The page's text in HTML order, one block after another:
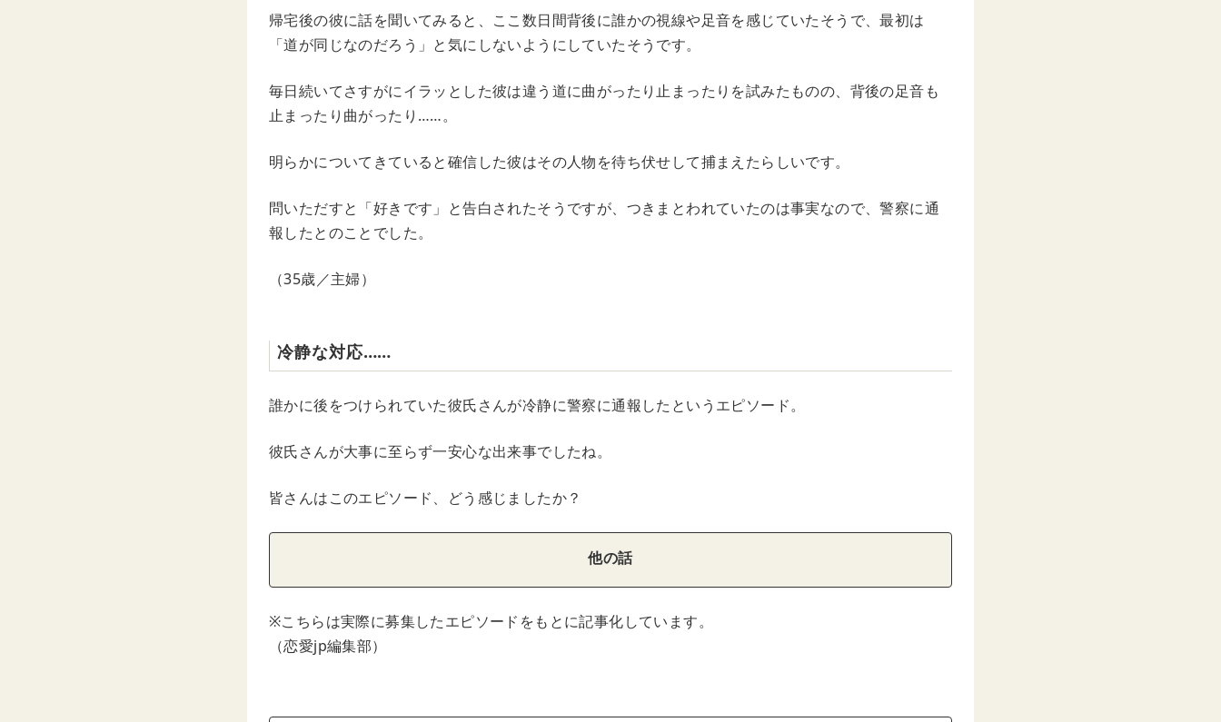
帰宅後の彼に話を聞いてみると、ここ数日間背後に誰かの視線や足音を感じていたそうで、最初は
「道が同じなのだろう」と気にしないようにしていたそうです。
毎日続いてさすがにイラッとした彼は違う道に曲がったり止まったりを試みたものの、背後の足音も
止まったり曲がったり……。
明らかについてきていると確信した彼はその人物を待ち伏せして捕まえたらしいです。
問いただすと「好きです」と告白されたそうですが、つきまとわれていたのは事実なので、警察に通
報したとのことでした。
（35歳／主婦）
冷静な対応……
誰かに後をつけられていた彼氏さんが冷静に警察に通報したというエピソード。
彼氏さんが大事に至らず一安心な出来事でしたね。
皆さんはこのエピソード、どう感じましたか？
他の話
※こちらは実際に募集したエピソードをもとに記事化しています。
（恋愛jp編集部）